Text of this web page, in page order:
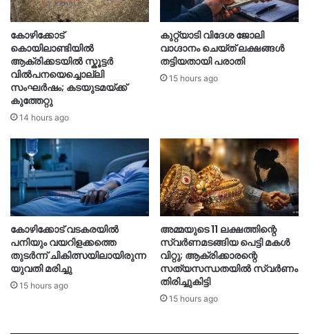
കോഴിക്കോട്
കൊയിലാണ്ടിയിൽ
ആക്രിക്കടയിൽ സ്കൂട്ടർ
വിൽപനയെച്ചൊല്ലി
സംഘർഷം; കടയുടമയ്ക്ക്
കുത്തേറ്റു
14 hours ago
കുറ്റ്യാടി വിദേശ ജോലി
വാഗ്ദാനം ചെയ്ത് ലക്ഷങ്ങൾ
തട്ടിയതായി പരാതി
15 hours ago
കോഴിക്കോട് വടകരയിൽ
പനിയും വയറിളക്കത്തെ
തുടർന്ന് ചികിത്സയിലായിരുന്ന
യുവതി മരിച്ചു
15 hours ago
അമ്മയുടെ 11 ലക്ഷത്തിന്റെ
സ്വർണമടങ്ങിയ പെട്ടി മകൾ
വിറ്റു; ആക്രിക്കാരന്റെ
സത്യസന്ധതയിൽ സ്വർണം
തിരിച്ചുകിട്ടി
15 hours ago